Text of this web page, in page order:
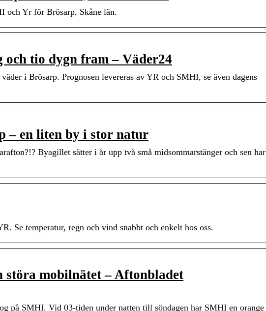
och Yr för Brösarp, Skåne län.
och tio dygn fram – Väder24
i Brösarp. Prognosen levereras av YR och SMHI, se även dagens
en liten by i stor natur
Byagillet sätter i år upp två små midsommarstänger och sen har
Se temperatur, regn och vind snabbt och enkelt hos oss.
störa mobilnätet – Aftonbladet
på SMHI. Vid 03-tiden under natten till söndagen har SMHI en orange